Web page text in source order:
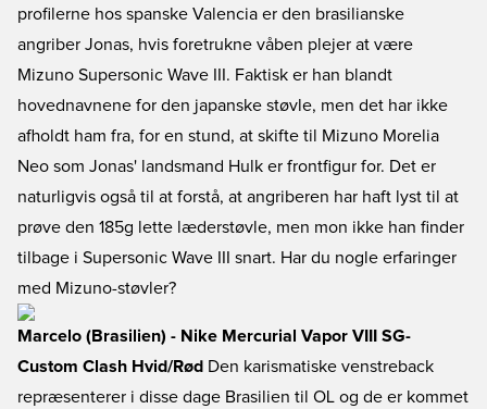
profilerne hos spanske Valencia er den brasilianske
angriber Jonas, hvis foretrukne våben plejer at være
Mizuno Supersonic Wave III. Faktisk er han blandt
hovednavnene for den japanske støvle, men det har ikke
afholdt ham fra, for en stund, at skifte til Mizuno Morelia
Neo som Jonas' landsmand Hulk er frontfigur for. Det er
naturligvis også til at forstå, at angriberen har haft lyst til at
prøve den 185g lette læderstøvle, men mon ikke han finder
tilbage i Supersonic Wave III snart. Har du nogle erfaringer
med Mizuno-støvler?
Marcelo (Brasilien) - Nike Mercurial Vapor VIII SG-
Custom Clash Hvid/Rød Den karismatiske venstreback
repræsenterer i disse dage Brasilien til OL og de er kommet